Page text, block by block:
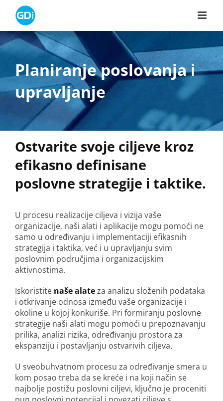
content
Planiranje poslovanjai
upravljanje
Ostvarite svoje ciljeve kroz
efikasno definisane
poslovne strategije i taktike.
U procesu realizacije ciljeva i vizija vaše
organizacije, naši alati i aplikacije mogu pomoći ne
samo u određivanju i implementaciji efikasnih
strategija i taktika, već i u upravljanju svim
poslovnim područjima i organizacijskim
aktivnostima.
Iskoristite naše alateza analizu složenih podataka
i otkrivanje odnosa između vaše organizacije i
okoline u kojoj konkuriše. Pri formiranju poslovne
strategije naši alati mogu pomoći u prepoznavanju
prilika, analizi rizika, određivanju prostora za
ekspanziju i postavljanju ostvarivih ciljeva.
U sveobuhvatnom procesu za određivanje smera u
kom posao treba da se kreće i na koji način se
najbolje postižu poslovni ciljevi, ključno je proceniti